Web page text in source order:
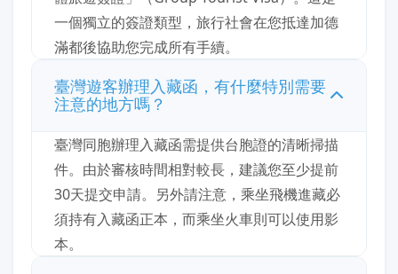
一個獨立的簽證類型，旅行社會在您抵達加德
滿都後協助您完成所有手續。
臺灣遊客辦理入藏函，有什麼特別需要
注意的地方嗎？
臺灣同胞辦理入藏函需提供台胞證的清晰掃描
件。由於審核時間相對較長，建議您至少提前
30天提交申請。另外請注意，乘坐飛機進藏必
須持有入藏函正本，而乘坐火車則可以使用影
本。